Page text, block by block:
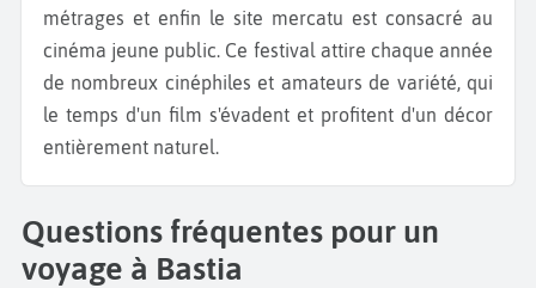
métrages et enfin le site mercatu est consacré au
cinéma jeune public. Ce festival attire chaque année
de nombreux cinéphiles et amateurs de variété, qui
le temps d'un film s'évadent et profitent d'un décor
entièrement naturel.
Questions fréquentes pour un
voyage à Bastia